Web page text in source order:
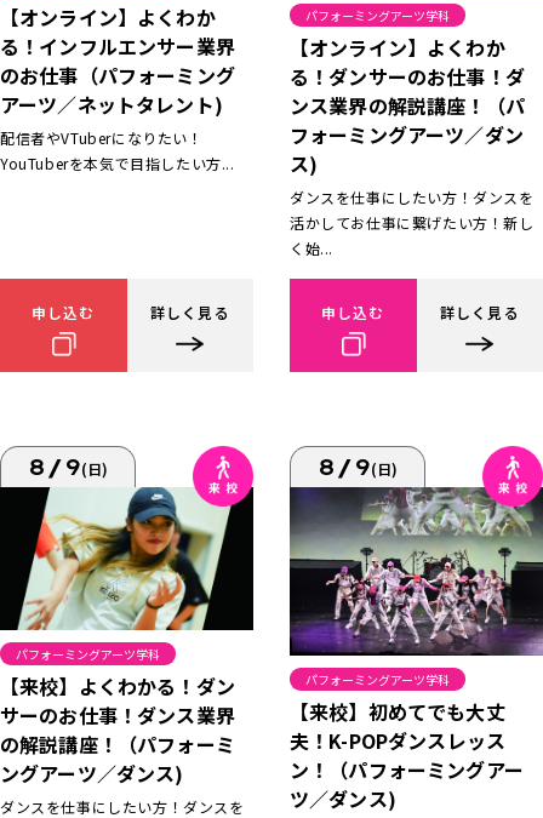
【オンライン】よくわか
る！インフルエンサー業界
のお仕事（パフォーミング
アーツ／ネットタレント)
配信者やVTuberになりたい！
YouTuberを本気で目指したい方...
申し込む 詳しく見る
パフォーミングアーツ学科
【オンライン】よくわか
る！ダンサーのお仕事！ダ
ンス業界の解説講座！（パ
フォーミングアーツ／ダン
ス)
ダンスを仕事にしたい方！ダンスを
活かしてお仕事に繋げたい方！新し
く始...
申し込む 詳しく見る
8/9(日)
パフォーミングアーツ学科
【来校】よくわかる！ダン
サーのお仕事！ダンス業界
の解説講座！（パフォーミ
ングアーツ／ダンス)
ダンスを仕事にしたい方！ダンスを
8/9(日)
パフォーミングアーツ学科
【来校】初めてでも大丈
夫！K-POPダンスレッス
ン！（パフォーミングアー
ツ／ダンス)